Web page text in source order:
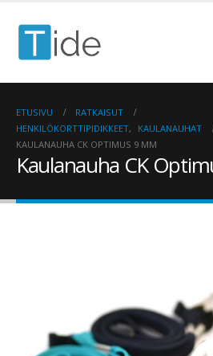
ETUSIVU
RATKAISUT
HENKILÖKORTTIPIDIKKEET,
KAULANAUHAT
KAULANAUHA CK OPTIMUS 9 MM
Kaulanauha CK